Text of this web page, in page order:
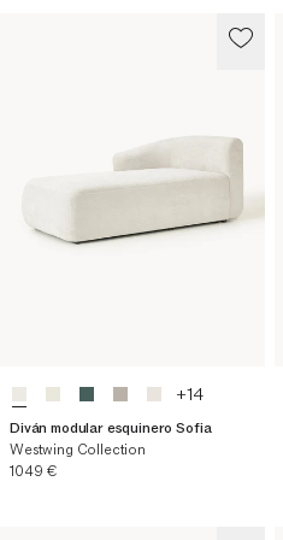
+14
Diván modular esquinero Sofia
Westwing Collection
Precio actual
1049 €